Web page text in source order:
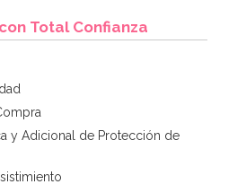
Total Confianza
y Adicional de Protección de